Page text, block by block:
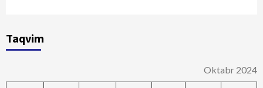
Taqvim
Oktabr 2024